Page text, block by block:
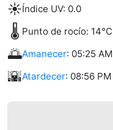
☀️Índice UV: 0.0
🌡️ Punto de rocío: 14°C
🌅Amanecer: 05:25 AM
🌇Atardecer: 08:56 PM